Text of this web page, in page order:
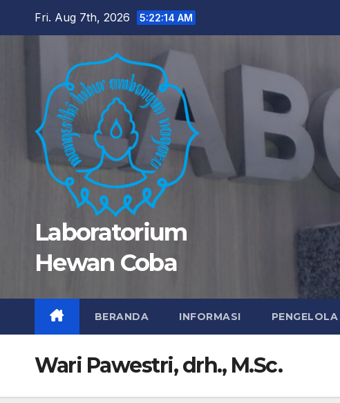
Fri. Aug 7th, 2026 5:22:15 AM
Laboratorium
Hewan Coba
BERANDA INFORMASI
Wari Pawestri, drh., M.Sc.